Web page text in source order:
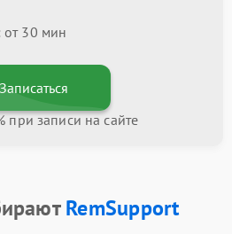
30 мин
Записаться
при записи на сайте
RemSupport